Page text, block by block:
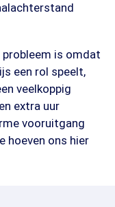
is omdat
een rol speelt,
veelkoppig
extra uur
vooruitgang
hoeven ons hier